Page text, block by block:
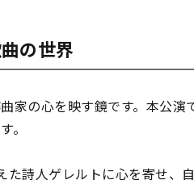
の世界
家の心を映す鏡です。本公演
。
詩人ゲレルトに心を寄せ、